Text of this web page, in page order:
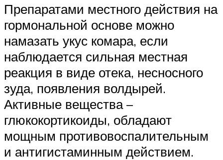
Препаратами местного действия на
гормональной основе можно
намазать укус комара, если
наблюдается сильная местная
реакция в виде отека, несносного
зуда, появления волдырей.
Активные вещества –
глюкокортикоиды, обладают
мощным противовоспалительным
и антигистаминным действием.